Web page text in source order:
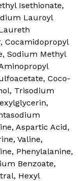
Isethionate,
Lauroyl
Cocamidopropyl
Sodium Methyl
Coco-
Trisodium
Aspartic Acid,
Valine,
Phenylalanine,
Benzoate,
Hexyl